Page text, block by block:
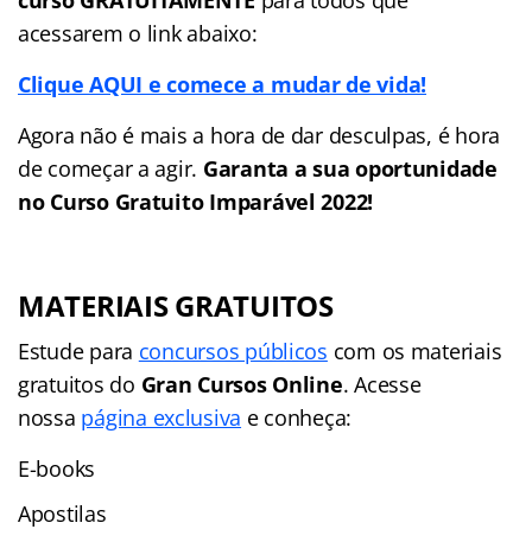
acessarem o link abaixo:
Clique AQUI e comece a mudar de vida!
Agora não é mais a hora de dar desculpas, é hora
de começar a agir. Garanta a sua oportunidade
no Curso Gratuito Imparável 2022!
MATERIAIS GRATUITOS
Estude para concursos públicos com os materiais
gratuitos do Gran Cursos Online. Acesse
nossa página exclusiva e conheça:
E-books
Apostilas